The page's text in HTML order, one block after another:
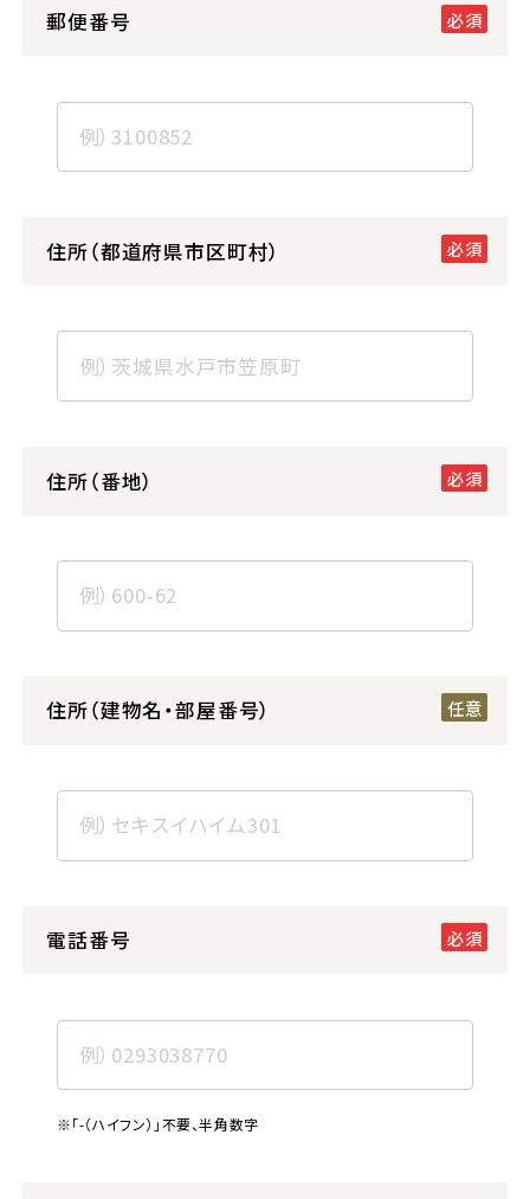
郵便番号
住所（都道府県市区町村）
住所（番地）
住所（建物名・部屋番号）
電話番号
※「-（ハイフン）」不要、半角数字